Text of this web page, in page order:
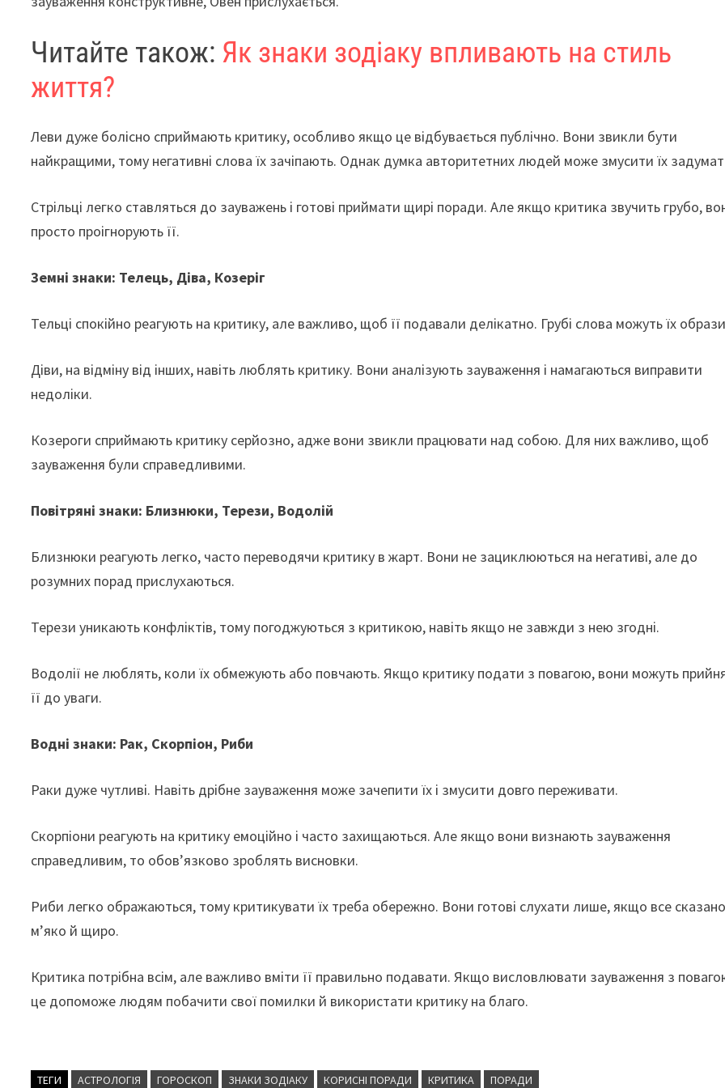
Читайте також: Як знаки зодіаку впливають на стиль
життя?
Леви дуже болісно сприймають критику, особливо якщо це відбувається публічно. Вони звикли бути
найкращими, тому негативні слова їх зачіпають. Однак думка авторитетних людей може змусити їх
Стрільці легко ставляться до зауважень і готові приймати щирі поради. Але якщо критика звучить грубо,
просто проігнорують її.
Земні знаки: Телець, Діва, Козеріг
Тельці спокійно реагують на критику, але важливо, щоб її подавали делікатно. Грубі слова можуть їх
Діви, на відміну від інших, навіть люблять критику. Вони аналізують зауваження і намагаються виправити
недоліки.
Козероги сприймають критику серйозно, адже вони звикли працювати над собою. Для них важливо, щоб
зауваження були справедливими.
Повітряні знаки: Близнюки, Терези, Водолій
Близнюки реагують легко, часто переводячи критику в жарт. Вони не зациклюються на негативі, але до
розумних порад прислухаються.
Терези уникають конфліктів, тому погоджуються з критикою, навіть якщо не завжди з нею згодні.
Водолії не люблять, коли їх обмежують або повчають. Якщо критику подати з повагою, вони можуть
її до уваги.
Водні знаки: Рак, Скорпіон, Риби
Раки дуже чутливі. Навіть дрібне зауваження може зачепити їх і змусити довго переживати.
Скорпіони реагують на критику емоційно і часто захищаються. Але якщо вони визнають зауваження
справедливим, то обов’язково зроблять висновки.
Риби легко ображаються, тому критикувати їх треба обережно. Вони готові слухати лише, якщо все
м’яко й щиро.
Критика потрібна всім, але важливо вміти її правильно подавати. Якщо висловлювати зауваження з
це допоможе людям побачити свої помилки й використати критику на благо.
ТЕГИ АСТРОЛОГІЯ ГОРОСКОП ЗНАКИ ЗОДІАКУ КОРИСНІ ПОРАДИ КРИТИКА ПОРАДИ